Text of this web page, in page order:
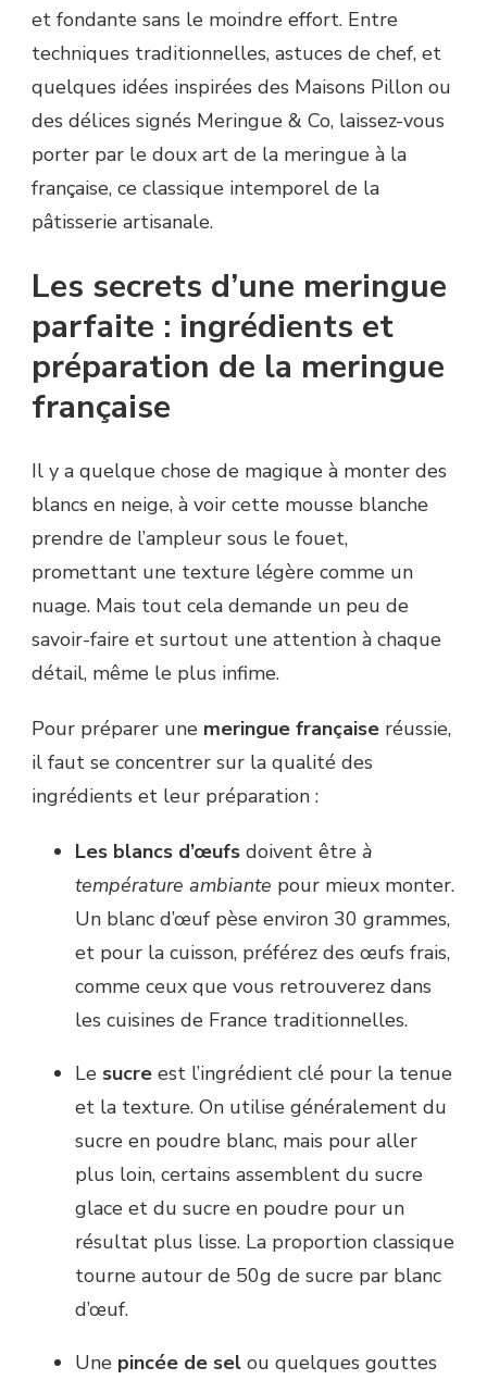
et fondante sans le moindre effort. Entre
techniques traditionnelles, astuces de chef, et
quelques idées inspirées des Maisons Pillon ou
des délices signés Meringue & Co, laissez-vous
porter par le doux art de la meringue à la
française, ce classique intemporel de la
pâtisserie artisanale.
Les secrets d’une meringue
parfaite : ingrédients et
préparation de la meringue
française
Il y a quelque chose de magique à monter des
blancs en neige, à voir cette mousse blanche
prendre de l’ampleur sous le fouet,
promettant une texture légère comme un
nuage. Mais tout cela demande un peu de
savoir-faire et surtout une attention à chaque
détail, même le plus infime.
Pour préparer une meringue française réussie,
il faut se concentrer sur la qualité des
ingrédients et leur préparation :
Les blancs d’œufs doivent être à
température ambiante pour mieux monter.
Un blanc d’œuf pèse environ 30 grammes,
et pour la cuisson, préférez des œufs frais,
comme ceux que vous retrouverez dans
les cuisines de France traditionnelles.
Le sucre est l’ingrédient clé pour la tenue
et la texture. On utilise généralement du
sucre en poudre blanc, mais pour aller
plus loin, certains assemblent du sucre
glace et du sucre en poudre pour un
résultat plus lisse. La proportion classique
tourne autour de 50g de sucre par blanc
d’œuf.
Une pincée de sel ou quelques gouttes